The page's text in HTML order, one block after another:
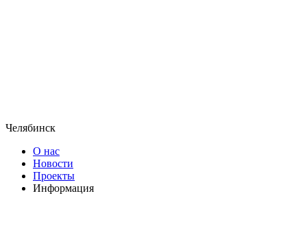
Челябинск
О нас
Новости
Проекты
Информация